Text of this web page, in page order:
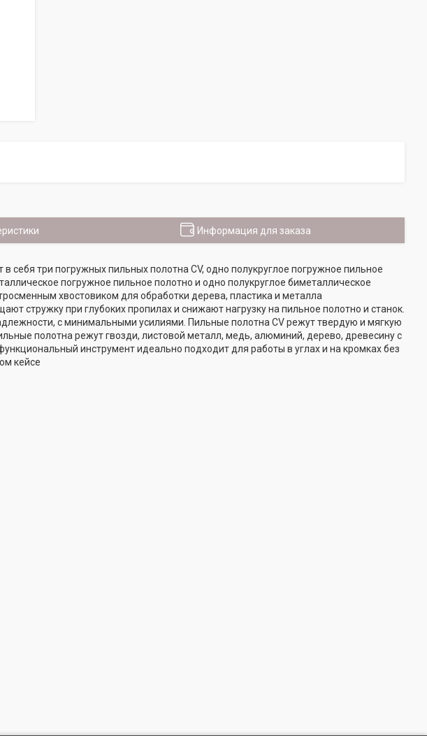
Информация для заказа
себя три погружных пильных полотна CV, одно полукруглое погружное пильное
погружное пильное полотно и одно полукруглое биметаллическое
хвостовиком для обработки дерева, пластика и металла
стружку при глубоких пропилах и снижают нагрузку на пильное полотно и станок.
с минимальными усилиями. Пильные полотна CV режут твердую и мягкую
полотна режут гвозди, листовой металл, медь, алюминий, дерево, древесину с
инструмент идеально подходит для работы в углах и на кромках без
кейсе